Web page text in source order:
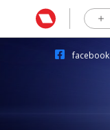
facebook